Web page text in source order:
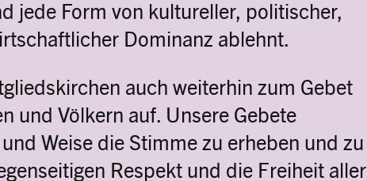
jede Form von kultureller, politischer,
Dominanz ablehnt.
auch weiterhin zum Gebet
und Völkern auf. Unsere Gebete
Weise die Stimme zu erheben und zu
Respekt und die Freiheit aller